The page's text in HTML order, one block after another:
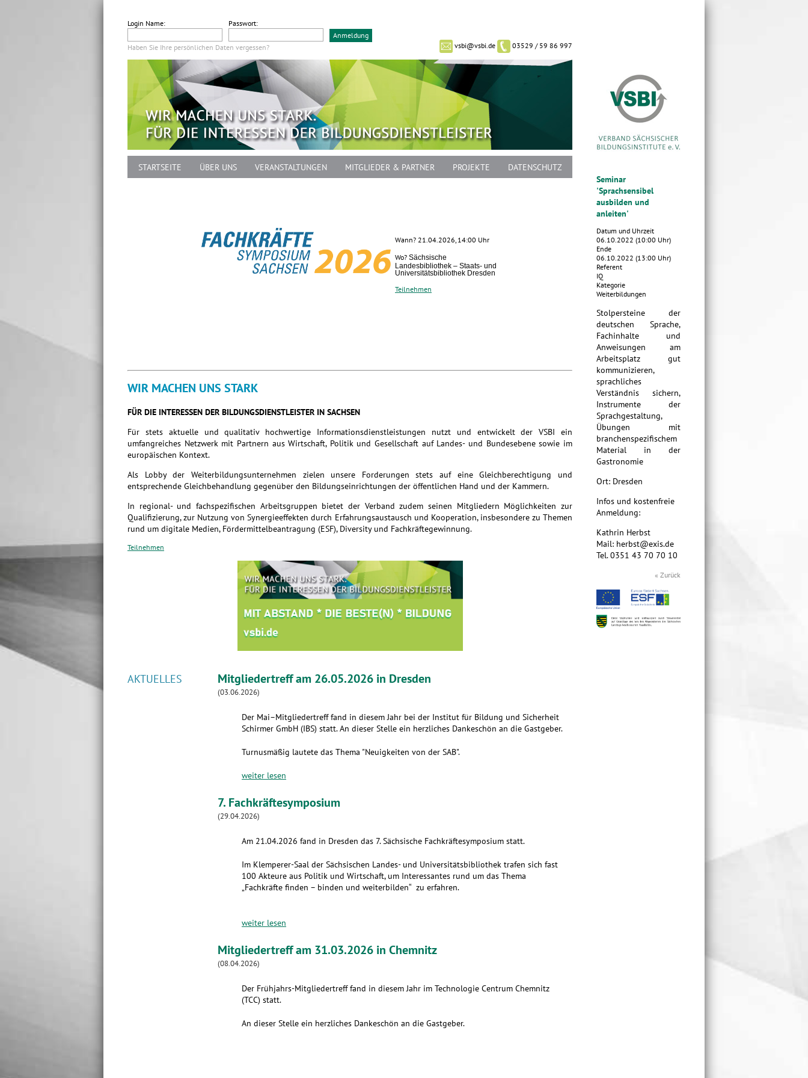
Login Name: Passwort:
Haben Sie Ihre persönlichen Daten vergessen? vsbi@vsbi.de 03529 / 59 86 997
STARTSEITE ÜBER UNS VERANSTALTUNGEN MITGLIEDER & PARTNER PROJEKTE DATENSCHUTZ
Wann? 21.04.2026, 14:00 Uhr
Wo? Sächsische
Landesbibliothek – Staats- und
Universitätsbibliothek Dresden
Teilnehmen
WIR MACHEN UNS STARK
FÜR DIE INTERESSEN DER BILDUNGSDIENSTLEISTER IN SACHSEN
Für stets aktuelle und qualitativ hochwertige Informationsdienstleistungen nutzt und entwickelt der VSBI ein
umfangreiches Netzwerk mit Partnern aus Wirtschaft, Politik und Gesellschaft auf Landes- und Bundesebene sowie im
europäischen Kontext.
Als Lobby der Weiterbildungsunternehmen zielen unsere Forderungen stets auf eine Gleichberechtigung und
entsprechende Gleichbehandlung gegenüber den Bildungseinrichtungen der öffentlichen Hand und der Kammern.
In regional- und fachspezifischen Arbeitsgruppen bietet der Verband zudem seinen Mitgliedern Möglichkeiten zur
Qualifizierung, zur Nutzung von Synergieeffekten durch Erfahrungsaustausch und Kooperation, insbesondere zu Themen
rund um digitale Medien, Fördermittelbeantragung (ESF), Diversity und Fachkräftegewinnung.
Teilnehmen
AKTUELLES Mitgliedertreff am 26.05.2026 in Dresden
(03.06.2026)
Der Mai–Mitgliedertreff fand in diesem Jahr bei der Institut für Bildung und Sicherheit
Schirmer GmbH (IBS) statt. An dieser Stelle ein herzliches Dankeschön an die Gastgeber.
Turnusmäßig lautete das Thema "Neuigkeiten von der SAB".
weiter lesen
7. Fachkräftesymposium
(29.04.2026)
Am 21.04.2026 fand in Dresden das 7. Sächsische Fachkräftesymposium statt.
Im Klemperer-Saal der Sächsischen Landes- und Universitätsbibliothek trafen sich fast
100 Akteure aus Politik und Wirtschaft, um Interessantes rund um das Thema
„Fachkräfte finden – binden und weiterbilden“ zu erfahren.
weiter lesen
Mitgliedertreff am 31.03.2026 in Chemnitz
(08.04.2026)
Der Frühjahrs-Mitgliedertreff fand in diesem Jahr im Technologie Centrum Chemnitz
(TCC) statt.
An dieser Stelle ein herzliches Dankeschön an die Gastgeber.
Seminar
'Sprachsensibel
ausbilden und
anleiten'
Datum und Uhrzeit
06.10.2022 (10:00 Uhr)
Ende
06.10.2022 (13:00 Uhr)
Referent
IQ
Kategorie
Weiterbildungen
Stolpersteine der
deutschen Sprache,
Fachinhalte und
Anweisungen am
Arbeitsplatz gut
kommunizieren,
sprachliches
Verständnis sichern,
Instrumente der
Sprachgestaltung,
Übungen mit
branchenspezifischem
Material in der
Gastronomie
Ort: Dresden
Infos und kostenfreie
Anmeldung:
Kathrin Herbst
Mail: herbst@exis.de
Tel. 0351 43 70 70 10
« Zurück